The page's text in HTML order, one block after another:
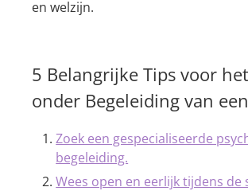
en welzijn.
5 Belangrijke Tips voor
onder Begeleiding van
Zoek een gespecialiseerde
begeleiding.
Wees open en eerlijk tijdens